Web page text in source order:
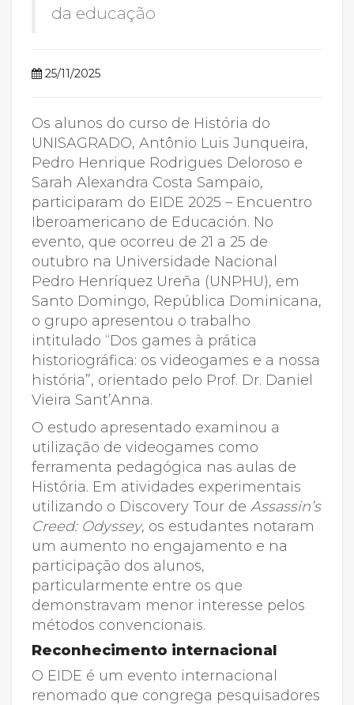
da educação
25/11/2025
Os alunos do curso de História do
UNISAGRADO, Antônio Luis Junqueira,
Pedro Henrique Rodrigues Deloroso e
Sarah Alexandra Costa Sampaio,
participaram do EIDE 2025 – Encuentro
Iberoamericano de Educación. No
evento, que ocorreu de 21 a 25 de
outubro na Universidade Nacional
Pedro Henríquez Ureña (UNPHU), em
Santo Domingo, República Dominicana,
o grupo apresentou o trabalho
intitulado “Dos games à prática
historiográfica: os videogames e a nossa
história”, orientado pelo Prof. Dr. Daniel
Vieira Sant’Anna.
O estudo apresentado examinou a
utilização de videogames como
ferramenta pedagógica nas aulas de
História. Em atividades experimentais
utilizando o Discovery Tour de Assassin’s
Creed: Odyssey, os estudantes notaram
um aumento no engajamento e na
participação dos alunos,
particularmente entre os que
demonstravam menor interesse pelos
métodos convencionais.
Reconhecimento internacional
O EIDE é um evento internacional
renomado que congrega pesquisadores